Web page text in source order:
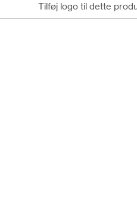
Tilføj logo til dette